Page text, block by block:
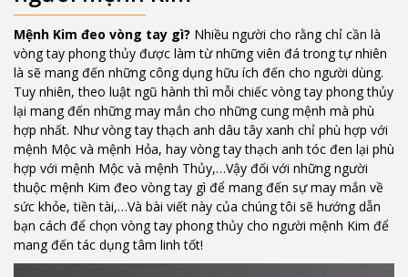
Mệnh Kim đeo vòng tay gì? Nhiều người cho rằng chỉ cần là
vòng tay phong thủy được làm từ những viên đá trong tự nhiên
là sẽ mang đến những công dụng hữu ích đến cho người dùng.
Tuy nhiên, theo luật ngũ hành thì mỗi chiếc vòng tay phong thủy
lại mang đến những may mắn cho những cung mệnh mà phù
hợp nhất. Như vòng tay thạch anh dâu tây xanh chỉ phù hợp với
mệnh Mộc và mệnh Hỏa, hay vòng tay thạch anh tóc đen lại phù
hợp với mệnh Mộc và mệnh Thủy,…Vậy đối với những người
thuộc mệnh Kim đeo vòng tay gì để mang đến sự may mắn về
sức khỏe, tiền tài,…Và bài viết này của chúng tôi sẽ hướng dẫn
bạn cách để chọn vòng tay phong thủy cho người mệnh Kim để
mang đến tác dụng tâm linh tốt!